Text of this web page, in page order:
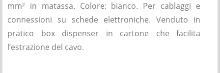
mm² in matassa. Colore: bianco. Per cablaggi e
connessioni su schede elettroniche. Venduto in
pratico box dispenser in cartone che facilita
l’estrazione del cavo.